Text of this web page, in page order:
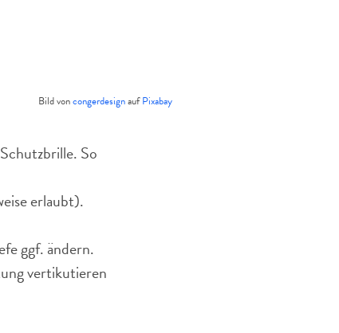
Bild voncongerdesignaufPixabay
So
erlaubt).
ggf. ändern.
vertikutieren